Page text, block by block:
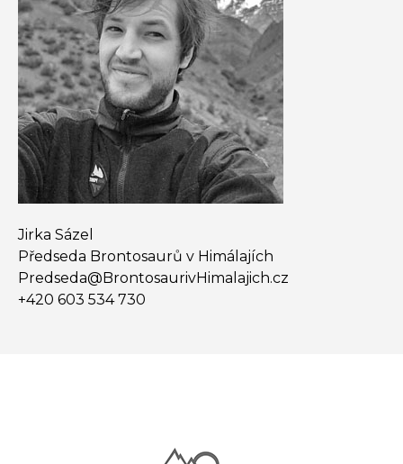
Jirka Sázel
Předseda Brontosaurů v Himálajích
Predseda@​BrontosaurivHimalajich.cz
+420 603 534 730